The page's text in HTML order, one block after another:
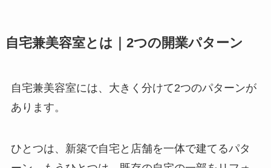
自宅兼美容室とは｜2つの開業パターン
自宅兼美容室には、大きく分けて2つのパターンが
あります。
ひとつは、新築で自宅と店舗を一体で建てるパタ